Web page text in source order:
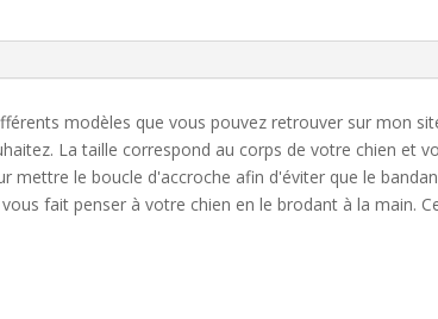
CHF 9.00
modèles que vous pouvez retrouver sur mon
La taille correspond au corps de votre chien et
mettre le boucle d'accroche afin d'éviter que le
fait penser à votre chien en le brodant à la main.